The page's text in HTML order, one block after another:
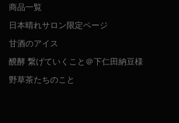
商品一覧
日本晴れサロン限定ページ
甘酒のアイス
醗酵 繋げていくこと＠下仁田納豆様
野草茶たちのこと